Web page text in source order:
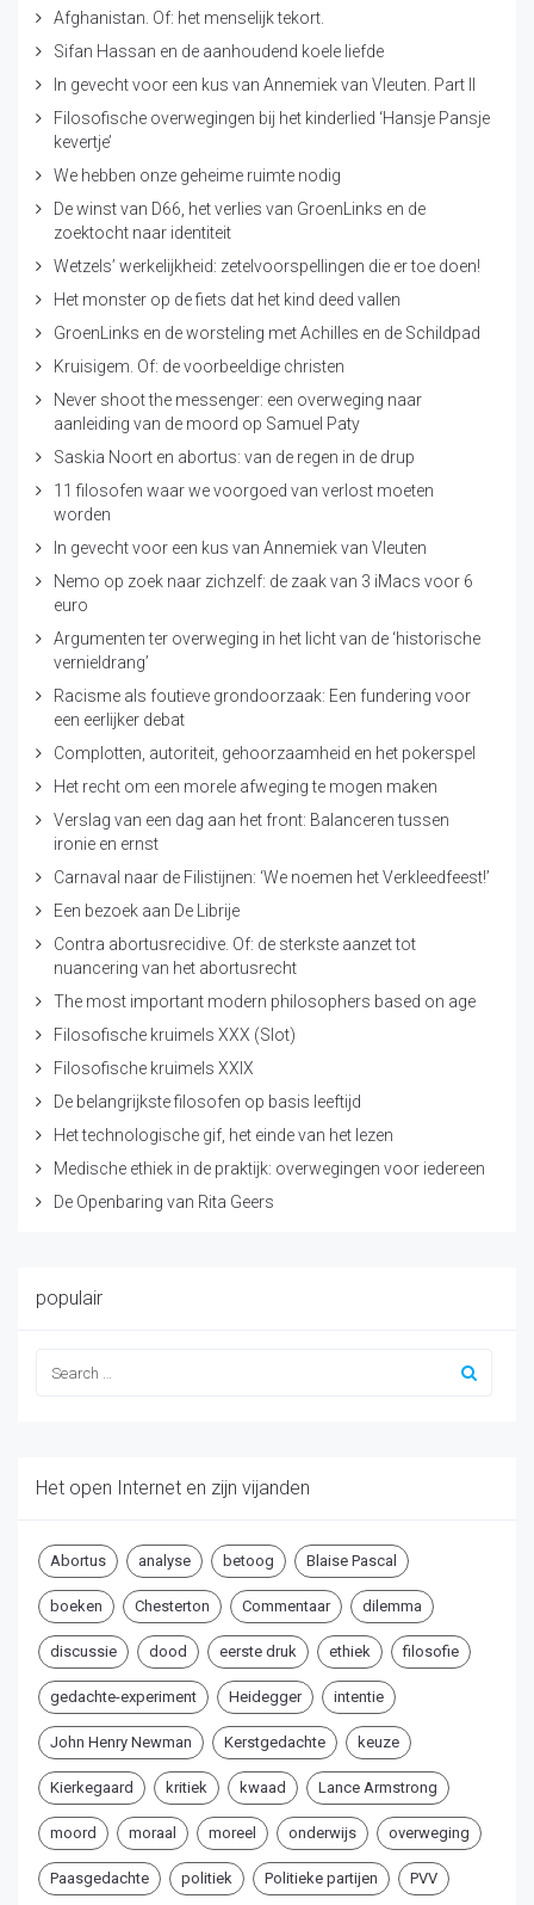
Afghanistan. Of: het menselijk tekort.
Sifan Hassan en de aanhoudend koele liefde
In gevecht voor een kus van Annemiek van Vleuten. Part II
Filosofische overwegingen bij het kinderlied ‘Hansje Pansje
kevertje’
We hebben onze geheime ruimte nodig
De winst van D66, het verlies van GroenLinks en de
zoektocht naar identiteit
Wetzels’ werkelijkheid: zetelvoorspellingen die er toe doen!
Het monster op de fiets dat het kind deed vallen
GroenLinks en de worsteling met Achilles en de Schildpad
Kruisigem. Of: de voorbeeldige christen
Never shoot the messenger: een overweging naar
aanleiding van de moord op Samuel Paty
Saskia Noort en abortus: van de regen in de drup
11 filosofen waar we voorgoed van verlost moeten
worden
In gevecht voor een kus van Annemiek van Vleuten
Nemo op zoek naar zichzelf: de zaak van 3 iMacs voor 6
euro
Argumenten ter overweging in het licht van de ‘historische
vernieldrang’
Racisme als foutieve grondoorzaak: Een fundering voor
een eerlijker debat
Complotten, autoriteit, gehoorzaamheid en het pokerspel
Het recht om een morele afweging te mogen maken
Verslag van een dag aan het front: Balanceren tussen
ironie en ernst
Carnaval naar de Filistijnen: ‘We noemen het Verkleedfeest!’
Een bezoek aan De Librije
Contra abortusrecidive. Of: de sterkste aanzet tot
nuancering van het abortusrecht
The most important modern philosophers based on age
Filosofische kruimels XXX (Slot)
Filosofische kruimels XXIX
De belangrijkste filosofen op basis leeftijd
Het technologische gif, het einde van het lezen
Medische ethiek in de praktijk: overwegingen voor iedereen
De Openbaring van Rita Geers
populair
Het open Internet en zijn vijanden
Abortus analyse betoog Blaise Pascal
boeken Chesterton Commentaar dilemma
discussie dood eerste druk ethiek filosofie
gedachte-experiment Heidegger intentie
John Henry Newman Kerstgedachte keuze
Kierkegaard kritiek kwaad Lance Armstrong
moord moraal moreel onderwijs overweging
Paasgedachte politiek Politieke partijen PVV